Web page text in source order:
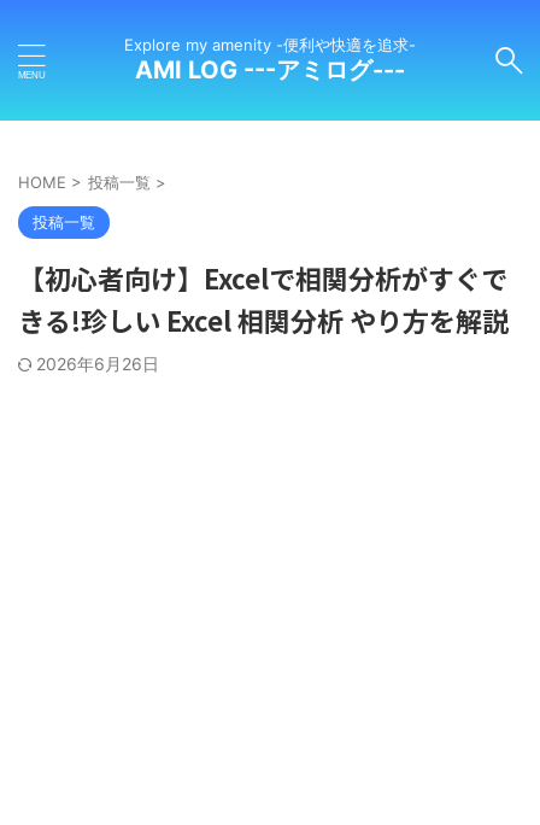
Explore my amenity -便利や快適を追求-
AMI LOG ---アミログ---
HOME > 投稿一覧 >
投稿一覧
【初心者向け】Excelで相関分析がすぐで
きる!珍しい Excel 相関分析 やり方を解説
2026年6月26日